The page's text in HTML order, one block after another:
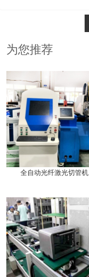
为您推荐
全自动光纤激光切管机